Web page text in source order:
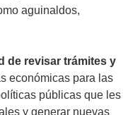
aguinaldos,
de revisar trámites y
económicas para las
públicas que les
y generar nuevas